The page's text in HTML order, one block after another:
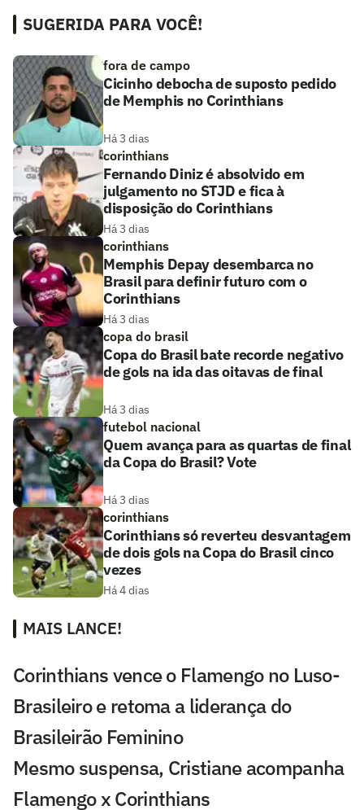
SUGERIDA PARA VOCÊ!
fora de campo
Cicinho debocha de suposto pedido
de Memphis no Corinthians
Há 3 dias
corinthians
Fernando Diniz é absolvido em
julgamento no STJD e fica à
disposição do Corinthians
Há 3 dias
corinthians
Memphis Depay desembarca no
Brasil para definir futuro com o
Corinthians
Há 3 dias
copa do brasil
Copa do Brasil bate recorde negativo
de gols na ida das oitavas de final
Há 3 dias
futebol nacional
Quem avança para as quartas de final
da Copa do Brasil? Vote
Há 3 dias
corinthians
Corinthians só reverteu desvantagem
de dois gols na Copa do Brasil cinco
vezes
Há 4 dias
MAIS LANCE!
Corinthians vence o Flamengo no Luso-
Brasileiro e retoma a liderança do
Brasileirão Feminino
Mesmo suspensa, Cristiane acompanha
Flamengo x Corinthians